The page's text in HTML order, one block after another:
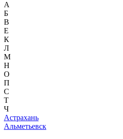
А
Б
В
Е
К
Л
М
Н
О
П
С
Т
Ч
Астрахань
Альметьевск